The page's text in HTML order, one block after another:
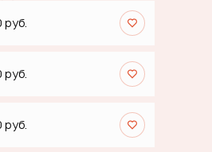
руб.
руб.
руб.